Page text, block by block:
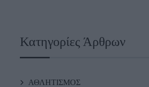
Κατηγορίες Άρθρων
ΑΘΛΗΤΙΣΜΟΣ